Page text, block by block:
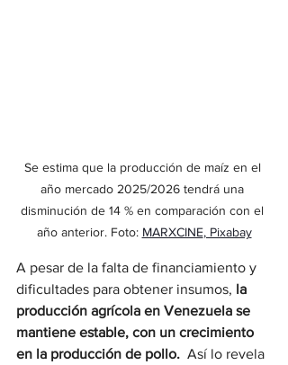
Se estima que la producción de maíz en el
año mercado 2025/2026 tendrá una
disminución de 14 % en comparación con el
año anterior. Foto: MARXCINE, Pixabay
A pesar de la falta de financiamiento y
dificultades para obtener insumos, la
producción agrícola en Venezuela se
mantiene estable, con un crecimiento
en la producción de pollo. Así lo revela